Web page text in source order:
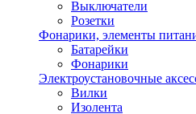
Выключатели
Розетки
Фонарики, элементы
Батарейки
Фонарики
Электроустановочные
Вилки
Изолента